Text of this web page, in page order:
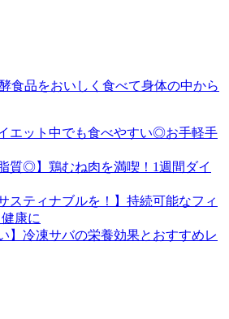
食品をおいしく食べて身体の中から
エット中でも食べやすい◎お手軽手
質◎】鶏むね肉を満喫！1週間ダイ
スティナブルを！】持続可能なフィ
康に
】冷凍サバの栄養効果とおすすめレ